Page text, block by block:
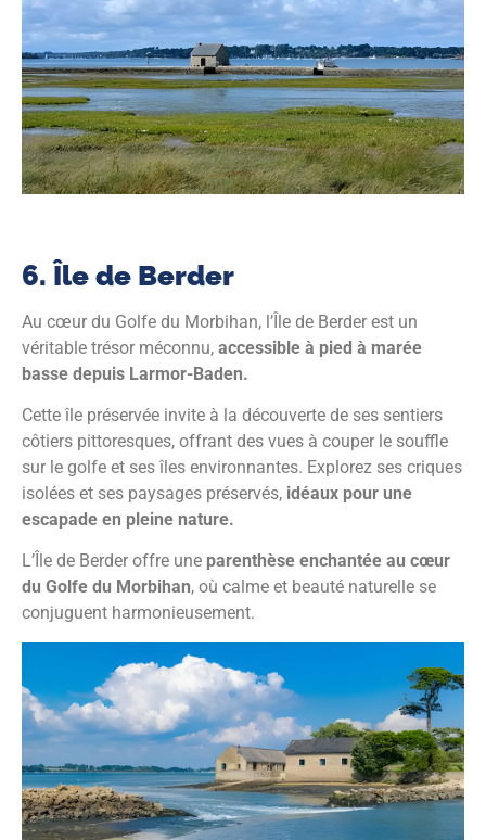
6. Île de Berder
Au cœur du Golfe du Morbihan, l’Île de Berder est un
véritable trésor méconnu, accessible à pied à marée
basse depuis Larmor-Baden.
Cette île préservée invite à la découverte de ses sentiers
côtiers pittoresques, offrant des vues à couper le souffle
sur le golfe et ses îles environnantes. Explorez ses criques
isolées et ses paysages préservés, idéaux pour une
escapade en pleine nature.
L’Île de Berder offre une parenthèse enchantée au cœur
du Golfe du Morbihan, où calme et beauté naturelle se
conjuguent harmonieusement.